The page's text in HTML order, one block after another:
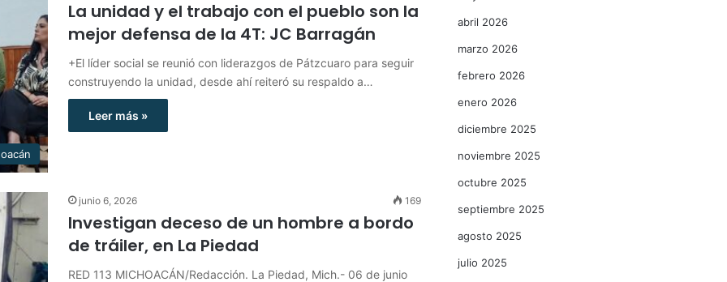
La unidad y el trabajo con el pueblo son la
mejor defensa de la 4T: JC Barragán
+El líder social se reunió con liderazgos de Pátzcuaro para seguir
construyendo la unidad, desde ahí reiteró su respaldo a…
Leer más »
junio 6, 2026 169
Investigan deceso de un hombre a bordo
de tráiler, en La Piedad
RED 113 MICHOACÁN/Redacción. La Piedad, Mich.- 06 de junio
abril 2026
marzo 2026
febrero 2026
enero 2026
diciembre 2025
noviembre 2025
octubre 2025
septiembre 2025
agosto 2025
julio 2025